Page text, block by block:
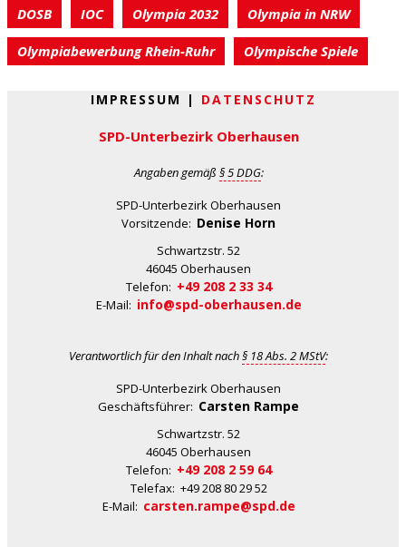
DOSB IOC Olympia 2032 Olympia in NRW
Olympiabewerbung Rhein-Ruhr Olympische Spiele
IMPRESSUM | DATENSCHUTZ
SPD-Unterbezirk Oberhausen
Angaben gemäß § 5 DDG:
SPD-Unterbezirk Oberhausen
Vorsitzende: Denise Horn
Schwartzstr. 52
46045 Oberhausen
Telefon: +49 208 2 33 34
E-Mail: info@spd-oberhausen.de
Verantwortlich für den Inhalt nach§ 18 Abs. 2 MStV:
SPD-Unterbezirk Oberhausen
Geschäftsführer: Carsten Rampe
Schwartzstr. 52
46045 Oberhausen
Telefon: +49 208 2 59 64
Telefax: +49 208 80 29 52
E-Mail: carsten.rampe@spd.de